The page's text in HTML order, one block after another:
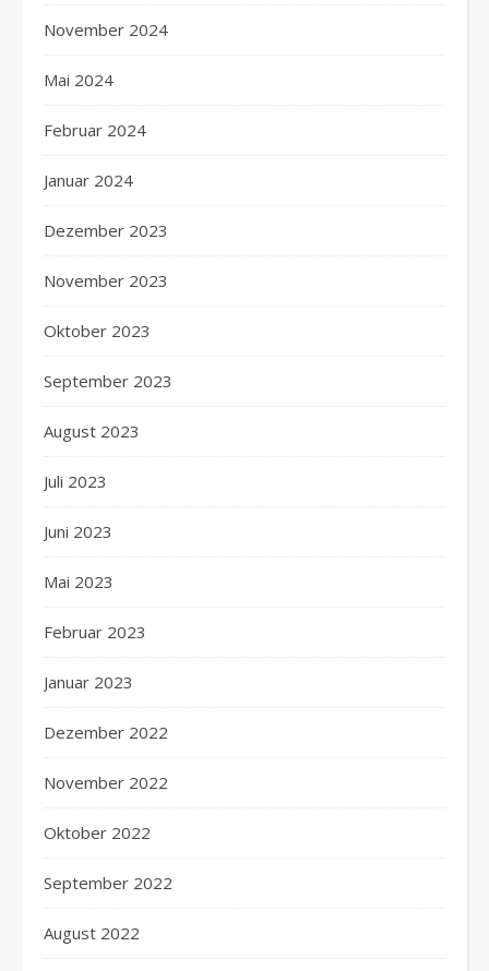
November 2024
Mai 2024
Februar 2024
Januar 2024
Dezember 2023
November 2023
Oktober 2023
September 2023
August 2023
Juli 2023
Juni 2023
Mai 2023
Februar 2023
Januar 2023
Dezember 2022
November 2022
Oktober 2022
September 2022
August 2022